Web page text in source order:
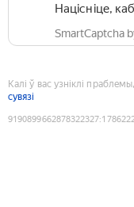
Націсніце,
SmartCaptcha
Калі ў вас узніклі
сувязі
9190899662878322327: